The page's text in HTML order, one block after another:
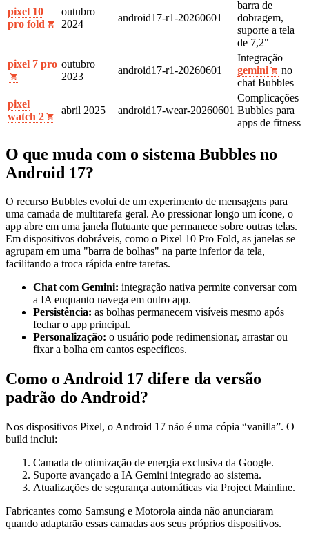
pixel 10
pro fold
outubro
2024
android17‑r1‑20260601
barra de
dobragem,
suporte a tela
de 7,2"
pixel 7 pro outubro
2023
android17‑r1‑20260601
Integração
gemini
no
chat Bubbles
pixel
watch 2
abril 2025 android17‑wear‑20260601
Complicações
Bubbles para
apps de fitness
O que muda com o sistema Bubbles no
Android 17?
O recurso Bubbles evolui de um experimento de mensagens para
uma camada de multitarefa geral. Ao pressionar longo um ícone, o
app abre em uma janela flutuante que permanece sobre outras telas.
Em dispositivos dobráveis, como o Pixel 10 Pro Fold, as janelas se
agrupam em uma "barra de bolhas" na parte inferior da tela,
facilitando a troca rápida entre tarefas.
Chat com Gemini: integração nativa permite conversar com
a IA enquanto navega em outro app.
Persistência: as bolhas permanecem visíveis mesmo após
fechar o app principal.
Personalização: o usuário pode redimensionar, arrastar ou
fixar a bolha em cantos específicos.
Como o Android 17 difere da versão
padrão do Android?
Nos dispositivos Pixel, o Android 17 não é uma cópia “vanilla”. O
build inclui:
Camada de otimização de energia exclusiva da Google.
Suporte avançado a IA Gemini integrado ao sistema.
Atualizações de segurança automáticas via Project Mainline.
Fabricantes como Samsung e Motorola ainda não anunciaram
quando adaptarão essas camadas aos seus próprios dispositivos.